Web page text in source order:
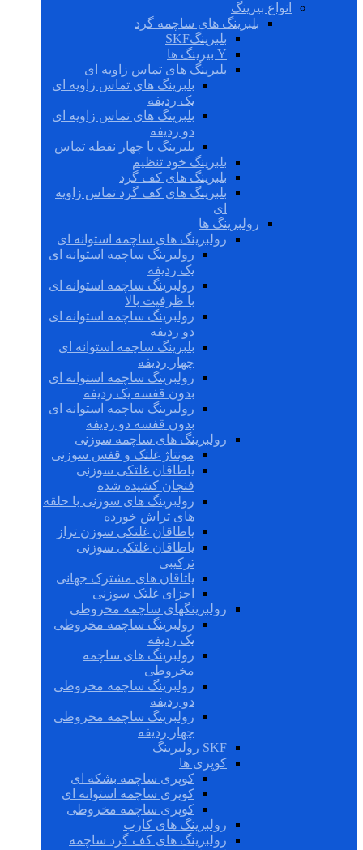
انواع بیرینگ
بلبرینگ های ساچمه گرد
بلبرینگSKF
Y بیرینگ ها
بلبرینگ های تماس زاویه ای
بلبرینگ های تماس زاویه ای
یک ردیفه
بلبرینگ های تماس زاویه ای
دو ردیفه
بلبرینگ با چهار نقطه تماس
بلبرینگ خود تنظیم
بلبرینگ های کف گرد
بلبرینگ های کف گرد تماس زاویه
ای
رولبرینگ ها
رولبرینگ های ساچمه استوانه ای
رولبرینگ ساچمه استوانه ای
یک ردیفه
رولبرینگ ساچمه استوانه ای
با ظرفیت بالا
رولبرینگ ساچمه استوانه ای
دو ردیفه
بلبرینگ ساچمه استوانه ای
چهار ردیفه
رولبرینگ ساچمه استوانه ای
بدون قفسه یک ردیفه
رولبرینگ ساچمه استوانه ای
بدون قفسه دو ردیفه
رولبرینگ های ساچمه سوزنی
مونتاژ غلتک و قفس سوزنی
یاطاقان غلتکی سوزنی
فنجان کشیده شده
رولبرینگ های سوزنی با حلقه
های تراش خورده
یاطاقان غلتکی سوزن تراز
یاطاقان غلتکی سوزنی
ترکیبی
یاتاقان های مشترک جهانی
اجزای غلتک سوزنی
رولبرینگهای ساچمه مخروطی
رولبرینگ ساچمه مخروطی
یک ردیفه
رولبرینگ های ساچمه
مخروطی
رولبرینگ ساچمه مخروطی
دو ردیفه
رولبرینگ ساچمه مخروطی
چهار ردیفه
SKF رولبرینگ
کوپری ها
کوپری ساچمه بشکه ای
کوپری ساچمه استوانه ای
کوپری ساچمه مخروطی
رولبرینگ های کارب
رولبرینگ های کف گرد ساچمه